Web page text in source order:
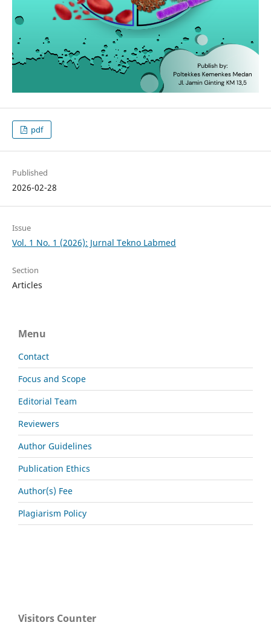
pdf
Published
2026-02-28
Issue
Vol. 1 No. 1 (2026): Jurnal Tekno Labmed
Section
Articles
Menu
Contact
Focus and Scope
Editorial Team
Reviewers
Author Guidelines
Publication Ethics
Author(s) Fee
Plagiarism Policy
Visitors Counter